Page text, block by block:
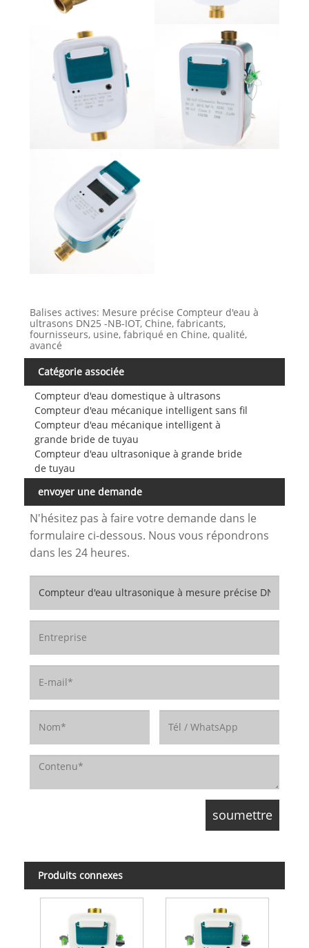
Balises actives: Mesure précise Compteur d'eau à
ultrasons DN25 -NB-IOT, Chine, fabricants,
fournisseurs, usine, fabriqué en Chine, qualité,
avancé
Catégorie associée
Compteur d'eau domestique à ultrasons
Compteur d'eau mécanique intelligent sans fil
Compteur d'eau mécanique intelligent à
grande bride de tuyau
Compteur d'eau ultrasonique à grande bride
de tuyau
envoyer une demande
N'hésitez pas à faire votre demande dans le
formulaire ci-dessous. Nous vous répondrons
dans les 24 heures.
Produits connexes